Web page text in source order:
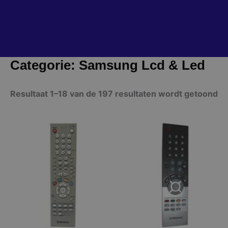
Categorie: Samsung Lcd & Led
Resultaat 1–18 van de 197 resultaten wordt getoond
Dit
product
heeft
meerdere
variaties.
Deze
optie
kan
Dit
product
heeft
meerdere
variaties.
Deze
optie
kan